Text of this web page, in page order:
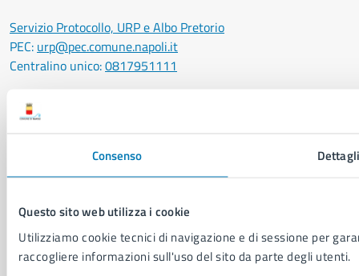
Consenso Dettagli
Questo sito web utilizza i cookie
Utilizziamo cookie tecnici di navigazione e di sessione per
raccogliere informazioni sull'uso del sito da parte degli utenti.
Servizio Protocollo, URP e Albo Pretorio
PEC: urp@pec.comune.napoli.it
Centralino unico:0817951111
Leggi le FAQ
Prenotazione appuntamento
Richiesta assistenza
Amministrazione trasparente
Cookie Policy
Social Media Policy
Note legali
Notifica atti giudiziari